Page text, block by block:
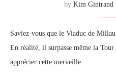
by Kim Gintrand
Saviez-vous que le Viaduc de
En réalité, il surpasse même la
apprécier cette merveille …